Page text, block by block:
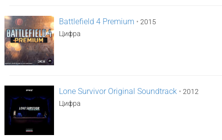
Battlefield 4 Premium • 2015
Цифра
Lone Survivor Original Soundtrack • 2012
Цифра